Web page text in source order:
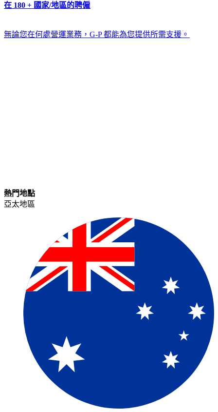
在 180 + 國家/地區的聘僱​​
無論您在何處營運業務，G-P 都能為您提供所需支援。​​
熱門地點​​
亞太地區​​